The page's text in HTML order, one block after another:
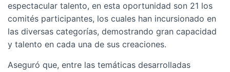
espectacular talento, en esta oportunidad son 21 los
comités participantes, los cuales han incursionado en
las diversas categorías, demostrando gran capacidad
y talento en cada una de sus creaciones.
Aseguró que, entre las temáticas desarrolladas